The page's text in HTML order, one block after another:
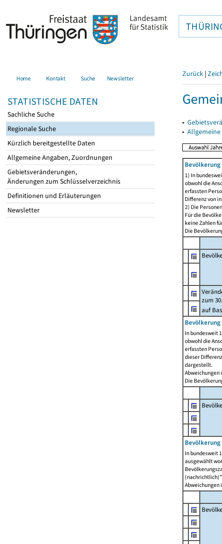
Home Kontakt Suche Newsletter
STATISTISCHE DATEN
Sachliche Suche
Regionale Suche
Kürzlich bereitgestellte Daten
Allgemeine Angaben, Zuordnungen
Gebietsveränderungen,
Änderungen zum Schlüsselverzeichnis
Definitionen und Erläuterungen
Newsletter
Zurück |
▸
▸
1) In
obwohl die
erfassten
Differenz von
2) Die
Für die
keine Zahlen
Die
zum
auf
Bevölkerung
In bundesweit
obwohl die
erfassten
dieser
dargestellt.
Abweichungen
Die
In bundesweit
ausgewählt
Abweichungen